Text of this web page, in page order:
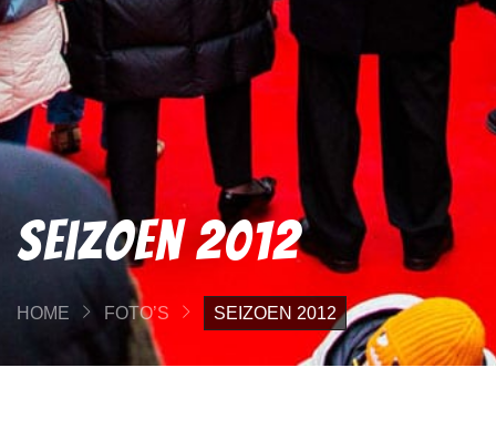
Seizoen 2012
HOME FOTO’S SEIZOEN 2012